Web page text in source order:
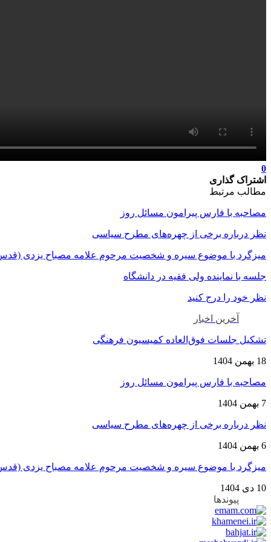
0
اشتراک گذاری
مطالب مرتبط
مصاحبه با فارس پیرامون مسائل روز
نظر درباره برخی از چهره‌های مطرح سیاسی
میزگرد با موضوع سیره و شخصیت مرحوم علامه مصباح یزدی
جلسه با نماینده ولی فقیه در دانشگاه
نظر خود را درج کنید
آخرین اخبار
تشکیل جلسات فوق‌العاده کمیسیون فرهنگی
18 بهمن 1404
مصاحبه با فارس پیرامون مسائل روز
7 بهمن 1404
نظر درباره برخی از چهره‌های مطرح سیاسی
6 بهمن 1404
میزگرد با موضوع سیره و شخصیت مرحوم علامه مصباح یزدی
10 دی 1404
پیوندها